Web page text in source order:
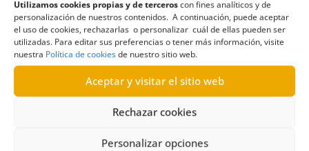
Utilizamos cookies propias y de terceroscon fines analíticos y de
personalización de nuestros contenidos. A continuación, puede aceptar
el uso de cookies, rechazarlas o personalizar cuál de ellas pueden ser
utilizadas. Para editar sus preferencias o tener más información, visite
nuestra Política de cookiesde nuestro sitio web.
Aceptar y visitar el sitio web
Rechazar cookies
Personalizar opciones